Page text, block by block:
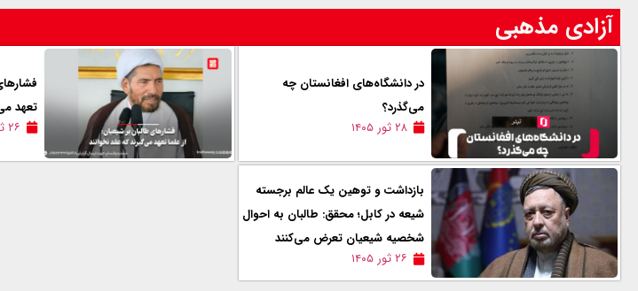
آزادی مذهبی
در دانشگاه‌های افغانستان چه
می‌گذرد؟
۲۸ ثور ۱۴۰۵
تعهد
۲۶ ثور ۱۴۰۵
بازداشت و توهین یک عالم برجسته
شیعه در کابل؛ محقق: طالبان به احوال
شخصیه شیعیان تعرض می‌کنند
۲۶ ثور ۱۴۰۵